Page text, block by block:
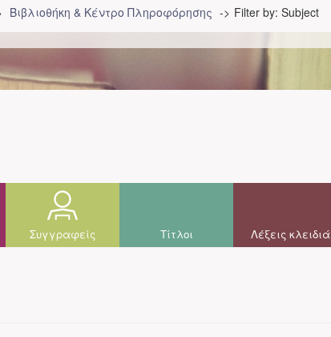
Βιβλιοθήκη & Κέντρο Πληροφόρησης Filter by: Subject
Συγγραφείς Τίτλοι Λέξεις κλειδιά